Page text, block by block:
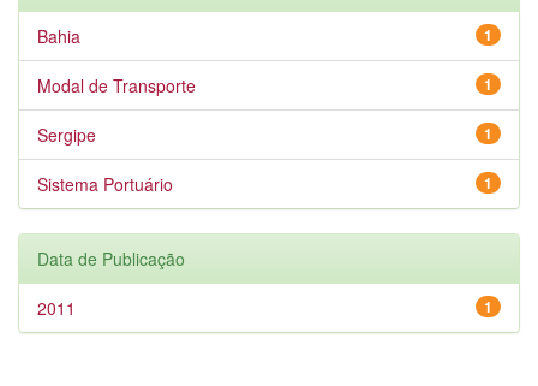
1
Bahia
1
Modal de Transporte
1
Sergipe
1
Sistema Portuário
Data de Publicação
1
2011